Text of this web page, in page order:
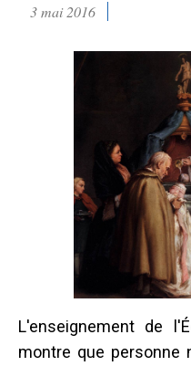
3 mai 2016
L'enseignement de
montre que personne